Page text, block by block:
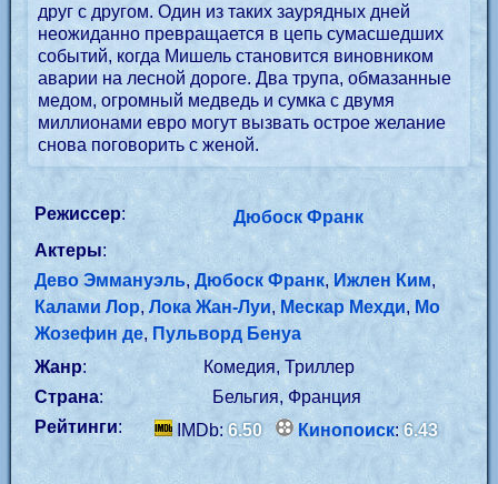
друг с другом. Один из таких заурядных дней
неожиданно превращается в цепь сумасшедших
событий, когда Мишель становится виновником
аварии на лесной дороге. Два трупа, обмазанные
медом, огромный медведь и сумка с двумя
миллионами евро могут вызвать острое желание
снова поговорить с женой.
Режиссер:
Дюбоск Франк
Актеры:
Дево Эммануэль,Дюбоск Франк, Ижлен Ким,
Калами Лор, Лока Жан-Луи, Мескар Мехди, Мо
Жозефин де,Пульворд Бенуа
Жанр:
Комедия, Триллер
Страна:
Бельгия, Франция
Рейтинги: IMDb:6.50 Кинопоиск:6.43